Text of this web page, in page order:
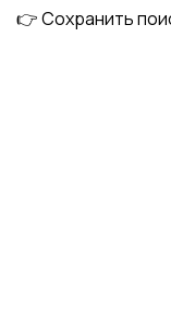
👉 Сохранить